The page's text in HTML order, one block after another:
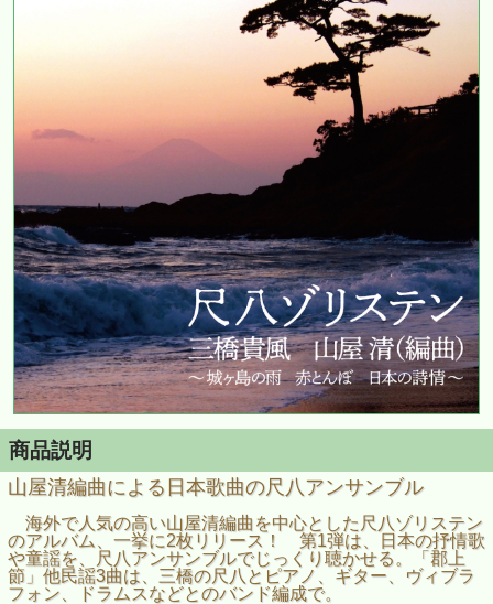
商品説明
山屋清編曲による日本歌曲の尺八アンサンブル
海外で人気の高い山屋清編曲を中心とした尺八ゾリステン
のアルバム、一挙に2枚リリース！ 第1弾は、日本の抒情歌
や童謡を、尺八アンサンブルでじっくり聴かせる。「郡上
節」他民謡3曲は、三橋の尺八とピアノ、ギター、ヴィブラ
フォン、ドラムスなどとのバンド編成で。